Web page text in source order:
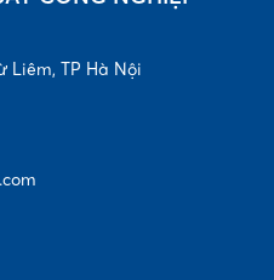
Liêm, TP Hà Nội